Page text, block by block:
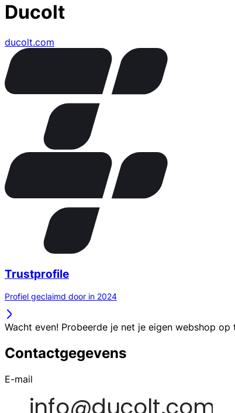
Ducolt
ducolt.com
Trustprofile
Profiel geclaimd door in 2024
Wacht even! Probeerde je net je eigen webshop op
Contactgegevens
E-mail